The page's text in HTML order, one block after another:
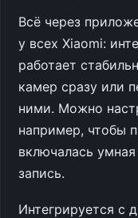
Всё через
у всех Xiaomi:
работает
камер сразу или
ними. Можно
например, чтобы
включалась
запись.
Интегрируется с